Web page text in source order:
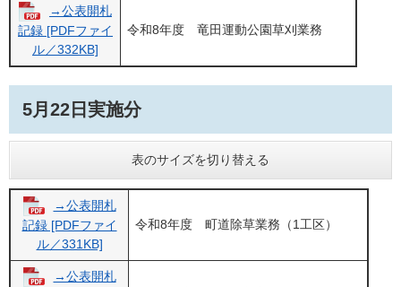
→公表開札
記録 [PDFファイ
ル／332KB]
令和8年度 竜田運動公園草刈業務
5月22日実施分
表のサイズを切り替える
→公表開札
記録 [PDFファイ
ル／331KB]
令和8年度 町道除草業務（1工区）
→公表開札